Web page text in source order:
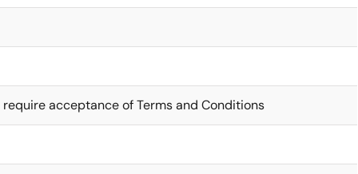
require acceptance of Terms and Conditions